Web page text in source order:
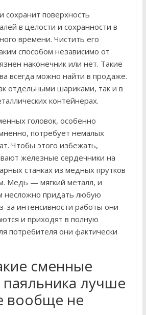
сохранит поверхность
в целости и сохранности в
времени. Чистить его
способом независимо от
наконечник или нет. Такие
всегда можно найти в продаже.
отдельными шариками, так и в
контейнерах.
головок, особенно
потребует немалых
Чтобы этого избежать,
железные сердечники на
станках из медных прутков
Медь — мягкий металл, и
несложно придать любую
за интенсивности работы они
и приходят в полную
потребителя они фактически
сменные
лучше
вообще не